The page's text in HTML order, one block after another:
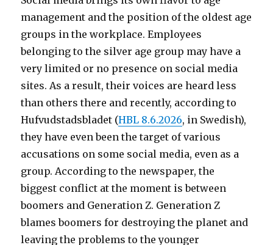
management and the position of the oldest age
groups in the workplace. Employees
belonging to the silver age group may have a
very limited or no presence on social media
sites. As a result, their voices are heard less
than others there and recently, according to
Hufvudstadsbladet (HBL 8.6.2026, in Swedish),
they have even been the target of various
accusations on some social media, even as a
group. According to the newspaper, the
biggest conflict at the moment is between
boomers and Generation Z. Generation Z
blames boomers for destroying the planet and
leaving the problems to the younger